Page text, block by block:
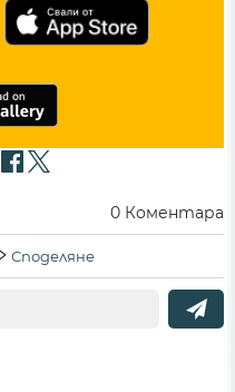
0 Коментара
Споделяне